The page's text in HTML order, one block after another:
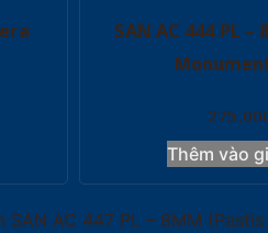
SAN AC 444 PL –
Thêm vào
SAN AC 447 PL – 8MM